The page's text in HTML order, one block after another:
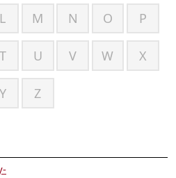
L M N O P
T U V W X
Y Z